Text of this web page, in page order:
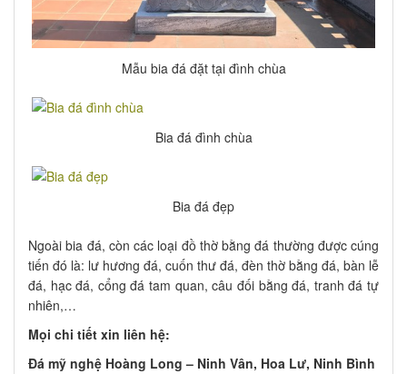
Mẫu bia đá đặt tại đình chùa
Bia đá đình chùa
Bia đá đẹp
Ngoài bia đá, còn các loại đồ thờ bằng đá thường được cúng
tiến đó là: lư hương đá, cuốn thư đá, đèn thờ bằng đá, bàn lễ
đá, hạc đá, cổng đá tam quan, câu đối bằng đá, tranh đá tự
nhiên,…
Mọi chi tiết xin liên hệ:
Đá mỹ nghệ Hoàng Long – Ninh Vân, Hoa Lư, Ninh Bình